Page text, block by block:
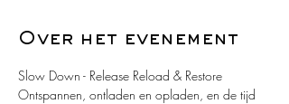
Over het evenement
Slow Down - Release Reload & Restore
Ontspannen, ontladen en opladen, en de tijd